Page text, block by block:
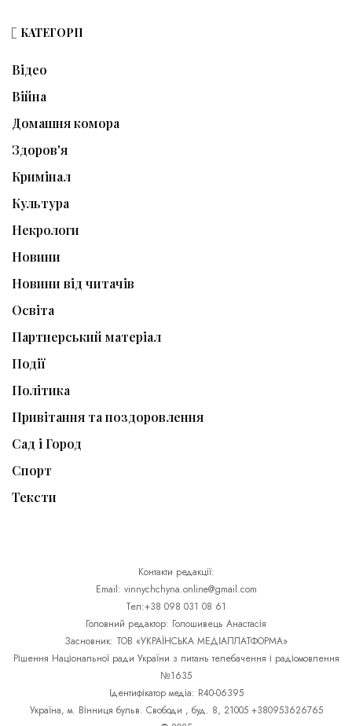
КАТЕГОРІЇ
Відео
Війна
Домашня комора
Здоров'я
Кримінал
Культура
Некрологи
Новини
Новини від читачів
Освіта
Партнерський матеріал
Події
Політика
Привітання та поздоровлення
Сад і Город
Спорт
Тексти
Контакти редакції:
Email: vinnychchyna.online@gmail.com
Тел:+38 098 031 08 61
Головний редактор: Голошивець Анастасія
Засновник: ТОВ «УКРАЇНСЬКА МЕДІАПЛАТФОРМА»
Рішення Національної ради України з питань телебачення і радіомовлення
№1635
Ідентифікатор медіа: R40-06395
Україна, м. Вінниця бульв. Свободи , буд. 8, 21005 +380953626765